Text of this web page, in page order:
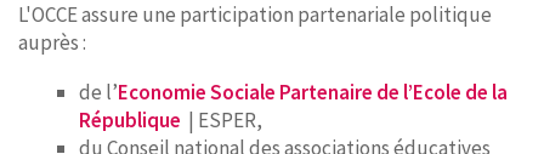
L'OCCE assure une participation partenariale politique
auprès :
de l’Economie Sociale Partenaire de l’Ecole de la
République | ESPER,
du Conseil national des associations éducatives